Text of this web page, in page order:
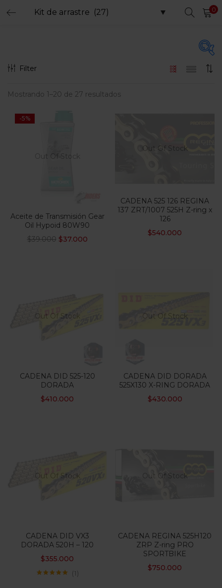
0
Precio:
Etiquetas
Filter
Mostrando 1–20 de 27 resultados
-5%
Out Of Stock
Aceite de Transmisión Gear
Oil Hypoid 80W90
$39.000 $37.000
Out Of Stock
CADENA 525 126 REGINA
137 ZRT/1007 525H Z-ring x
126
$540.000
Out Of Stock
CADENA DID 525-120
DORADA
$410.000
Out Of Stock
CADENA DID DORADA
525X130 X-RING DORADA
$430.000
Out Of Stock
CADENA DID VX3
DORADA 520H – 120
$355.000
1
Out Of Stock
CADENA REGINA 525H120
ZRP Z-ring PRO
SPORTBIKE
$750.000
LOGIN REGISTER
Remember me